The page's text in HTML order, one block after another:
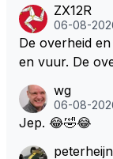
ters zullen
cuit Zandvoort
Marquez/Jos ?
ZX12R
06-08-
De overheid
en vuur. De
s. Je kunt de
f van
wg
06-08-
Jep. 😂🤣😂